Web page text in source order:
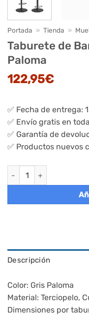
Portada » Tienda »
Taburete de
Paloma
122,95€
✅ Fecha de entrega:
✅ Envío gratis en
✅ Garantía de
✅ Productos nuevos
Taburete de Bar Juego
Descripción
Color: Gris Paloma
Material: Terciopelo,
Dimensiones por